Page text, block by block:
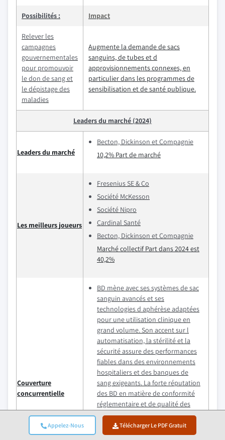
Appelez-Nous Télécharger Le PDF Gratuit
Possibilités : Impact
Relever les
campagnes
gouvernementales
pour promouvoir
le don de sang et
le dépistage des
maladies
Augmente la demande de sacs
sanguins, de tubes et d
approvisionnements connexes, en
particulier dans les programmes de
sensibilisation et de santé publique.
Leaders du marché (2024)
Leaders du marché
Becton, Dickinson et Compagnie
10,2% Part de marché
Les meilleurs joueurs
Fresenius SE & Co
Société McKesson
Société Nipro
Cardinal Santé
Becton, Dickinson et Compagnie
Marché collectif Part dans 2024 est
40,2%
Couverture
concurrentielle
BD mène avec ses systèmes de sac
sanguin avancés et ses
technologies d aphérèse adaptées
pour une utilisation clinique en
grand volume. Son accent sur l
automatisation, la stérilité et la
sécurité assure des performances
fiables dans des environnements
hospitaliers et des banques de
sang exigeants. La forte réputation
des BD en matière de conformité
réglementaire et de qualité des
produits en fait un partenaire
privilégié dans les établissements
de santé.